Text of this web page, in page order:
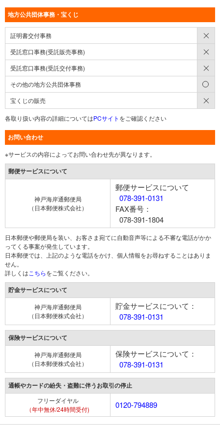
地方公共団体事務・宝くじ
証明書交付事務
受託窓口事務(受託販売事務)
受託窓口事務(受託交付事務)
その他の地方公共団体事務
宝くじの販売
各取り扱い内容の詳細についてはPCサイト をご確認ください
お問い合わせ
※サービスの内容によってお問い合わせ先が異なります。
郵便サービスについて
神戸海岸通郵便局
（日本郵便株式会社）
郵便サービスについて
078-391-0131
FAX番号：
078-391-1804
日本郵便や郵便局を装い、お客さま宛てに自動音声等による不審な電話がかか
ってくる事案が発生しています。
日本郵便では、上記のような電話をかけ、個人情報をお尋ねすることはありま
せん。
詳しくは こちらをご覧ください。
貯金サービスについて
神戸海岸通郵便局
（日本郵便株式会社）
貯金サービスについて：
078-391-0131
保険サービスについて
神戸海岸通郵便局
（日本郵便株式会社）
保険サービスについて：
078-391-0131
通帳やカードの紛失・盗難に伴うお取引の停止
フリーダイヤル
（年中無休/24時間受付)
0120-794889